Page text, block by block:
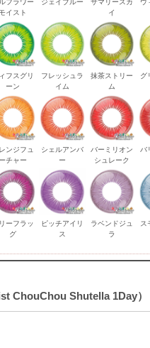
フラワー
イスト
ジェイブルー
サマリースカ
イ
ウ
フスグリ
ーン
フレッシュラ
イム
抹茶ストリー
ム
グ
ンジフュ
ーチャー
シェルアンバ
ー
バーミリオン
シュレーク
バ
ーフラッ
グ
ピッチアイリ
ス
ラベンドジュ
ラ
ス
ChouChou Shutella 1Day）